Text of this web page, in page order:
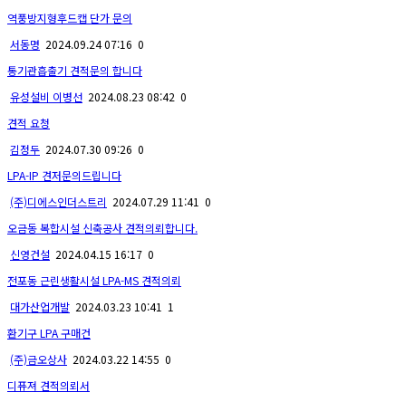
역풍방지형후드캡 단가 문의
서동명 2024.09.24 07:16 0
통기관흡출기 견적문의 합니다
유성설비 이병선 2024.08.23 08:42 0
견적 요청
김정두 2024.07.30 09:26 0
LPA-IP 견저문의드립니다
(주)디에스인더스트리 2024.07.29 11:41 0
오금동 복합시설 신축공사 견적의뢰합니다.
신영건설 2024.04.15 16:17 0
전포동 근린생활시설 LPA-MS 견적의뢰
대가산업개발 2024.03.23 10:41 1
환기구 LPA 구매건
(주)금오상사 2024.03.22 14:55 0
디퓨져 견적의뢰서